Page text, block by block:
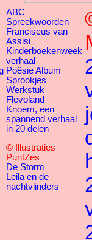
ABC
Spreekwoorden
Franciscus van
Assisi
Kinderboekenweek
verhaal
Poësie Album
Sprookjes
Werkstuk
Flevoland
Knoem, een
spannend verhaal
in 20 delen
© Illustraties
PuntZes
De Storm
Leila en de
nachtvlinders